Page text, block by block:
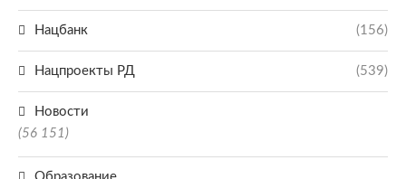
Нацбанк (156)
Нацпроекты РД (539)
Новости
(56 151)